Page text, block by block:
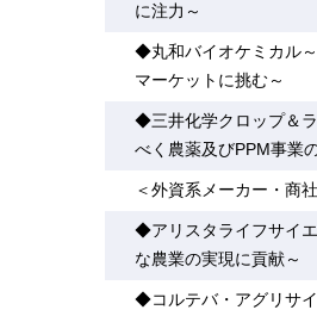
に注力～
◆丸和バイオケミカル
マーケットに挑む～
◆三井化学クロップ＆
べく農薬及びPPM事業
＜外資系メーカー・商
◆アリスタライフサイ
な農業の実現に貢献～
◆コルテバ・アグリサ